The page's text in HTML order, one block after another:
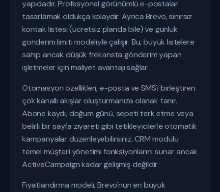
yapıdadır. Profesyonel görünümlü e-postalar
tasarlamak oldukça kolaydır. Ayrıca Brevo, sınırsız
kontak listesi (ücretsiz planda bile) ve günlük
gönderim limiti modeliyle çalışır. Bu, büyük listelere
sahip ancak düşük frekansta gönderim yapan
işletmeler için maliyet avantajı sağlar.
Otomasyon özellikleri, e-posta ve SMS'i birleştiren
çok kanallı akışlar oluşturmanıza olanak tanır.
Abone kaydı, doğum günü, sepeti terk etme veya
belirli bir sayfa ziyareti gibi tetikleyicilerle otomatik
kampanyalar düzenleyebilirsiniz. CRM modülü
temel müşteri yönetimi fonksiyonlarını sunar ancak
ActiveCampaign kadar gelişmiş değildir.
Fiyatlandırma modeli, Brevo'nun en büyük